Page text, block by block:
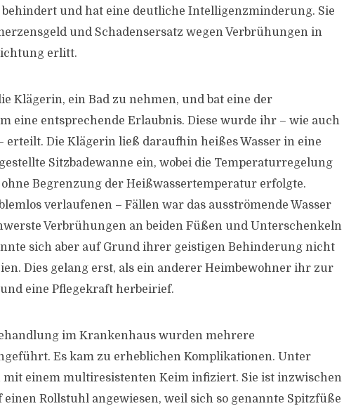
behindert und hat eine deutliche Intelligenzminderung. Sie
und Schadensersatz wegen Verbrühungen in
erlitt.
Klägerin, ein Bad zu nehmen, und bat eine der
eine entsprechende Erlaubnis. Diese wurde ihr – wie auch
erteilt. Die Klägerin ließ daraufhin heißes Wasser in eine
Sitzbadewanne ein, wobei die Temperaturregelung
Begrenzung der Heißwassertemperatur erfolgte.
verlaufenen – Fällen war das ausströmende Wasser
Verbrühungen an beiden Füßen und Unterschenkeln
sich aber auf Grund ihrer geistigen Behinderung nicht
Dies gelang erst, als ein anderer Heimbewohner ihr zur
eine Pflegekraft herbeirief.
im Krankenhaus wurden mehrere
Es kam zu erheblichen Komplikationen. Unter
einem multiresistenten Keim infiziert. Sie ist inzwischen
Rollstuhl angewiesen, weil sich so genannte Spitzfüße